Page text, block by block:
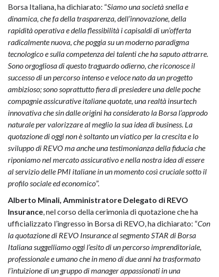
Borsa Italiana, ha dichiarato: “Siamo una società snella e
dinamica, che fa della trasparenza, dell’innovazione, della
rapidità operativa e della flessibilità i capisaldi di un’offerta
radicalmente nuova, che poggia su un moderno paradigma
tecnologico e sulla competenza dei talenti che ha saputo attrarre.
Sono orgogliosa di questo traguardo odierno, che riconosce il
successo di un percorso intenso e veloce nato da un progetto
ambizioso; sono soprattutto fiera di presiedere una delle poche
compagnie assicurative italiane quotate, una realtà insurtech
innovativa che sin dalle origini ha considerato la Borsa l’approdo
naturale per valorizzare al meglio la sua idea di business. La
quotazione di oggi non è soltanto un viatico per la crescita e lo
sviluppo di REVO ma anche una testimonianza della fiducia che
riponiamo nel mercato assicurativo e nella nostra idea di essere
al servizio delle PMI italiane in un momento così cruciale sotto il
profilo sociale ed economico”.
Alberto Minali, Amministratore Delegato di REVO
Insurance, nel corso della cerimonia di quotazione che ha
ufficializzato l’ingresso in Borsa di REVO, ha dichiarato: “Con
la quotazione di REVO Insurance al segmento STAR di Borsa
Italiana suggelliamo oggi l’esito di un percorso imprenditoriale,
professionale e umano che in meno di due anni ha trasformato
l’intuizione di un gruppo di manager appassionati in una